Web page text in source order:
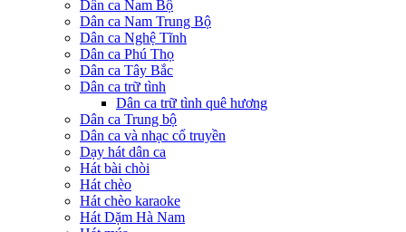
Dân ca Nam Bộ
Dân ca Nam Trung Bộ
Dân ca Nghệ Tĩnh
Dân ca Phú Thọ
Dân ca Tây Bắc
Dân ca trữ tình
Dân ca trữ tình quê hương
Dân ca Trung bộ
Dân ca và nhạc cổ truyền
Dạy hát dân ca
Hát bài chòi
Hát chèo
Hát chèo karaoke
Hát Dặm Hà Nam